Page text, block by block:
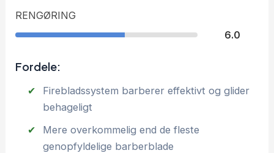
RENGØRING
6.0
Fordele:
Firebladssystem barberer effektivt og glider
behageligt
Mere overkommelig end de fleste
genopfyldelige barberblade